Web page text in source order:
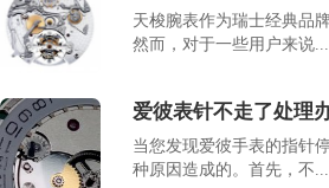
天梭腕表作为瑞士经典品
然而，对于一些用户来说
爱彼表针不走了处理
当您发现爱彼手表的指针
种原因造成的。首先，不